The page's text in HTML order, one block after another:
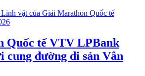
Quốc tế VTV LPBank
cung đường di sản Vân